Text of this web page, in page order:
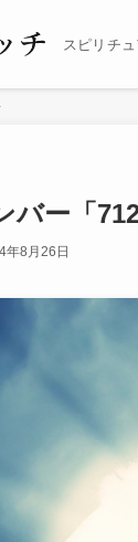
スピリチ
バー「
年8月26日